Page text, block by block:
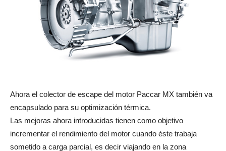
Ahora el colector de escape del motor Paccar MX también va
encapsulado para su optimización térmica.
Las mejoras ahora introducidas tienen como objetivo
incrementar el rendimiento del motor cuando éste trabaja
sometido a carga parcial, es decir viajando en la zona